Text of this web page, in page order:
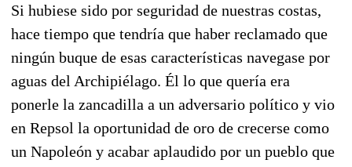
Si hubiese sido por seguridad de nuestras costas,
hace tiempo que tendría que haber reclamado que
ningún buque de esas características navegase por
aguas del Archipiélago. Él lo que quería era
ponerle la zancadilla a un adversario político y vio
en Repsol la oportunidad de oro de crecerse como
un Napoleón y acabar aplaudido por un pueblo que